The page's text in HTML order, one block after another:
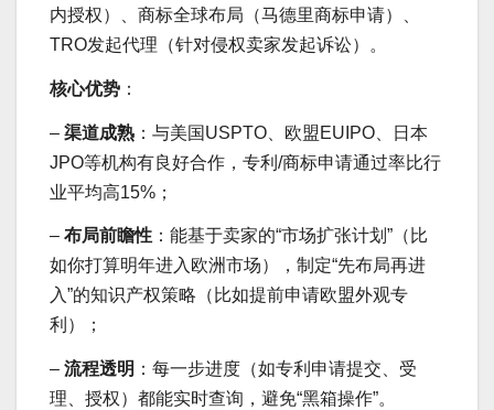
内授权）、商标全球布局（马德里商标申请）、
TRO发起代理（针对侵权卖家发起诉讼）。
核心优势 ：
– 渠道成熟 ：与美国USPTO、欧盟EUIPO、日本
JPO等机构有良好合作，专利/商标申请通过率比行
业平均高15%；
– 布局前瞻性 ：能基于卖家的“市场扩张计划”（比
如你打算明年进入欧洲市场），制定“先布局再进
入”的知识产权策略（比如提前申请欧盟外观专
利）；
– 流程透明 ：每一步进度（如专利申请提交、受
理、授权）都能实时查询，避免“黑箱操作”。